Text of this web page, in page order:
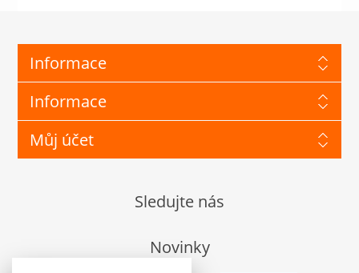
Informace
Informace
Můj účet
Sledujte nás
Novinky